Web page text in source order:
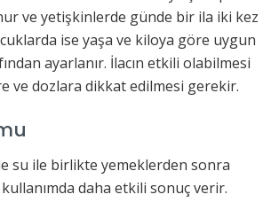
ve yetişkinlerde günde bir ila iki kez
ise yaşa ve kiloya göre uygun
ayarlanır. İlacın etkili olabilmesi
ve dozlara dikkat edilmesi gerekir.
su ile birlikte yemeklerden sonra
kullanımda daha etkili sonuç verir.